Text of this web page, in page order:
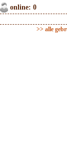
online: 0
>> alle